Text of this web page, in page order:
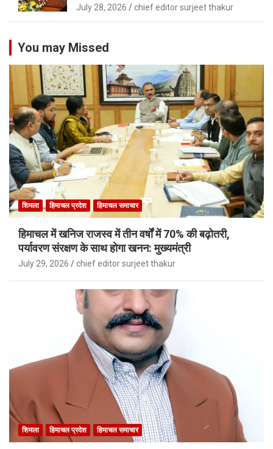
July 28, 2026 chief editor surjeet thakur
You may Missed
शिमला हिमाचल प्रदेश हिमाचल समाचार
हिमाचल में खनिज राजस्व में तीन वर्षों में 70% की बढ़ोतरी,
पर्यावरण संरक्षण के साथ होगा खनन: मुख्यमंत्री
July 29, 2026 chief editor surjeet thakur
शिमला हिमाचल प्रदेश हिमाचल समाचार